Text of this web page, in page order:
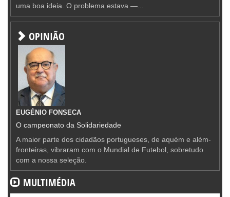
uma boa ideia. O problema estava —...
OPINIÃO
EUGÉNIO FONSECA
O campeonato da Solidariedade
A maior parte dos cidadãos portugueses, de aquém e além-
fronteiras, vibraram com o Mundial de Futebol, sobretudo
com a nossa seleção.
MULTIMÉDIA